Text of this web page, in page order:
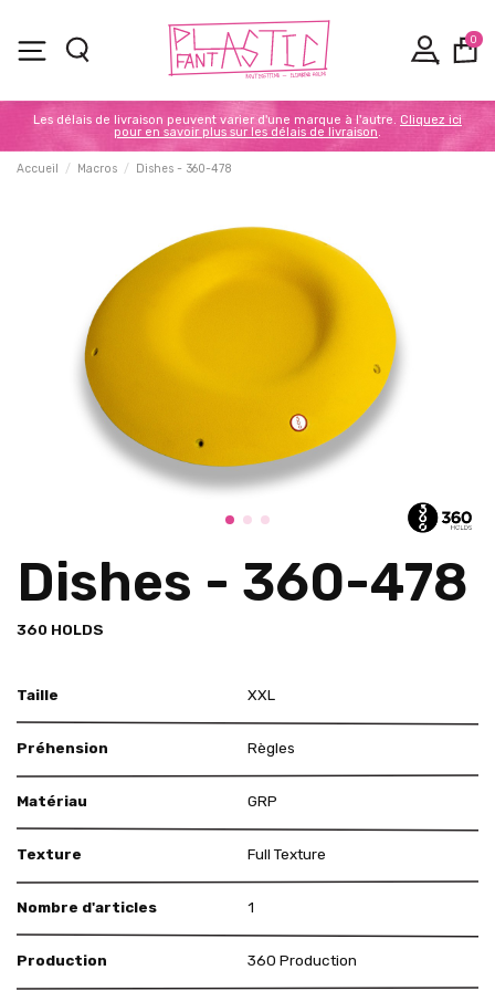
0
Les délais de livraison peuvent varier d'une marque à l'autre. Cliquez ici
pour en savoir plus sur les délais de livraison.
Accueil Macros Dishes - 360-478
Dishes - 360-478
360 HOLDS
Taille XXL
Préhension Règles
Matériau GRP
Texture Full Texture
Nombre d'articles 1
Production 360 Production